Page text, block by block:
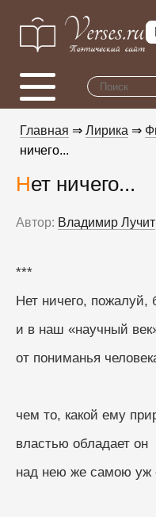
Главная ⇒ Лирика ⇒
ничего...
Нет ничего...
Автор: Владимир Лучит
***
Нет ничего, пожалуй,
и в наш «научный
от пониманья
чем то, какой ему
властью обладает он
над нею же самою уж